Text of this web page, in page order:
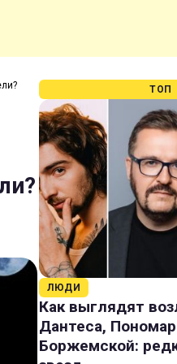
ТОП
ЛЮДИ
Как выглядят
Дантеса,
Боржемской: